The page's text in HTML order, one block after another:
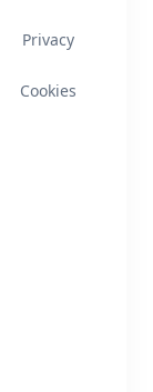
Privacy
Cookies